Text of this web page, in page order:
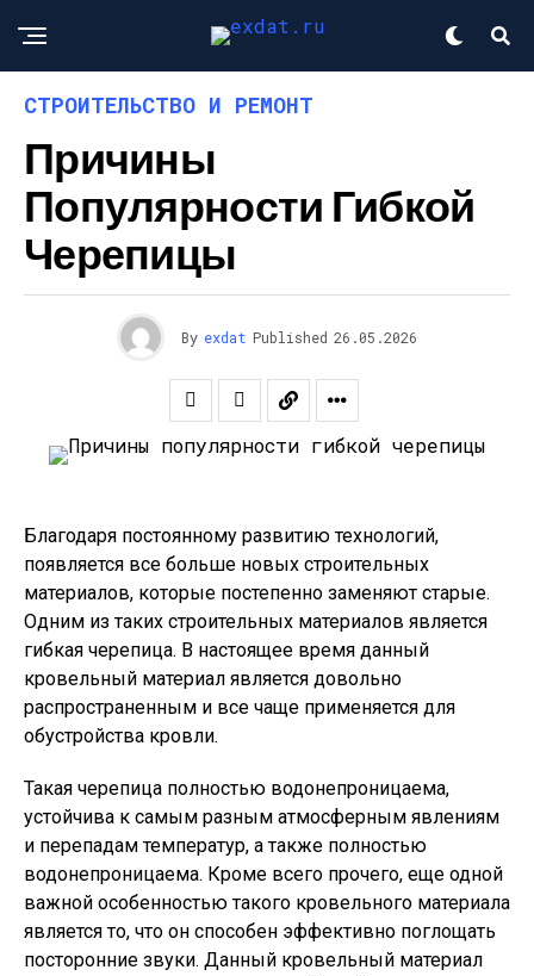
СТРОИТЕЛЬСТВО И РЕМОНТ
Причины
Популярности Гибкой
Черепицы
By exdat Published 26.05.2026
Благодаря постоянному развитию технологий,
появляется все больше новых строительных
материалов, которые постепенно заменяют старые.
Одним из таких строительных материалов является
гибкая черепица. В настоящее время данный
кровельный материал является довольно
распространенным и все чаще применяется для
обустройства кровли.
Такая черепица полностью водонепроницаема,
устойчива к самым разным атмосферным явлениям
и перепадам температур, а также полностью
водонепроницаема. Кроме всего прочего, еще одной
важной особенностью такого кровельного материала
является то, что он способен эффективно поглощать
посторонние звуки. Данный кровельный материал